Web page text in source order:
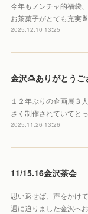
今年もノンチャ的福袋
お茶菓子がとても充実
2025.12.10 13:25
金沢🍮ありがとう
１２年ぶりの企画展３
さく制作されていてと
2025.11.26 13:26
11/15.16金沢茶会
思い返せば、声をかけ
週に迫りました金沢へ